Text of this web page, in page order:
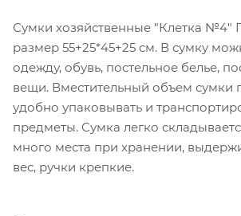
Сумки хозяйственные "Клетка №4"
размер 55+25*45+25 см. В сумку
одежду, обувь, постельное белье,
вещи. Вместительный объем сумки
удобно упаковывать и
предметы. Сумка легко
много места при хранении,
вес, ручки крепкие.